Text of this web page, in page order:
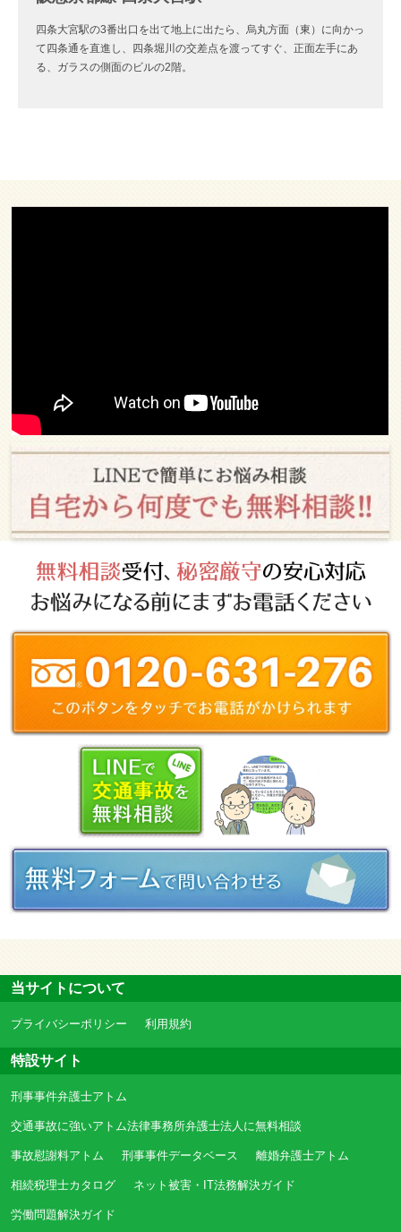
四条大宮駅の3番出口を出て地上に出たら、烏丸方面（東）に向かっ
て四条通を直進し、四条堀川の交差点を渡ってすぐ、正面左手にあ
る、ガラスの側面のビルの2階。
当サイトについて
プライバシーポリシー 利用規約
特設サイト
刑事事件弁護士アトム
交通事故に強いアトム法律事務所弁護士法人に無料相談
事故慰謝料アトム 刑事事件データベース 離婚弁護士アトム
相続税理士カタログ ネット被害・IT法務解決ガイド
労働問題解決ガイド